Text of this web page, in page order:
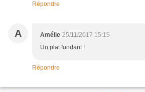
Répondre
A Amélie 25/11/2017 15:15
Un plat fondant !
Répondre